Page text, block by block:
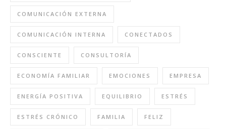
COMUNICACIÓN EXTERNA
COMUNICACIÓN INTERNA CONECTADOS
CONSCIENTE CONSULTORÍA
ECONOMÍA FAMILIAR EMOCIONES EMPRESA
ENERGÍA POSITIVA EQUILIBRIO ESTRÉS
ESTRÉS CRÓNICO FAMILIA FELIZ